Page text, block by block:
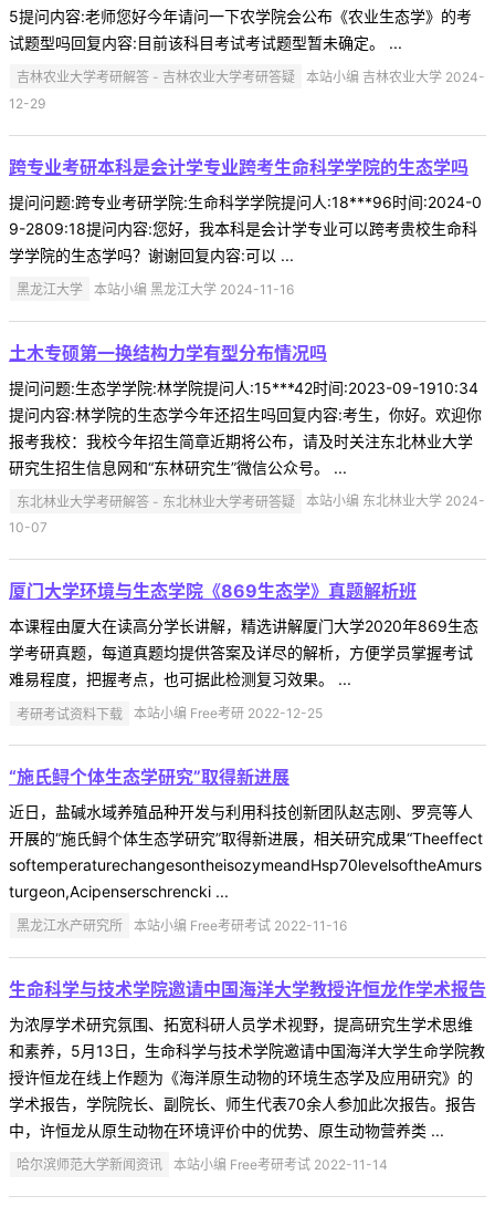
5提问内容:老师您好今年请问一下农学院会公布《农业生态学》的考
试题型吗回复内容:目前该科目考试考试题型暂未确定。 ...
吉林农业大学考研解答 - 吉林农业大学考研答疑
本站小编 吉林农业大学 2024-
12-29
跨专业考研本科是会计学专业跨考生命科学学院的生态学吗
提问问题:跨专业考研学院:生命科学学院提问人:18***96时间:2024-0
9-2809:18提问内容:您好，我本科是会计学专业可以跨考贵校生命科
学学院的生态学吗？谢谢回复内容:可以 ...
黑龙江大学 本站小编 黑龙江大学 2024-11-16
土木专硕第一换结构力学有型分布情况吗
提问问题:生态学学院:林学院提问人:15***42时间:2023-09-1910:34
提问内容:林学院的生态学今年还招生吗回复内容:考生，你好。欢迎你
报考我校：我校今年招生简章近期将公布，请及时关注东北林业大学
研究生招生信息网和“东林研究生”微信公众号。 ...
东北林业大学考研解答 - 东北林业大学考研答疑
本站小编 东北林业大学 2024-
10-07
厦门大学环境与生态学院《869生态学》真题解析班
本课程由厦大在读高分学长讲解，精选讲解厦门大学2020年869生态
学考研真题，每道真题均提供答案及详尽的解析，方便学员掌握考试
难易程度，把握考点，也可据此检测复习效果。 ...
考研考试资料下载 本站小编 Free考研 2022-12-25
“施氏鲟个体生态学研究”取得新进展
近日，盐碱水域养殖品种开发与利用科技创新团队赵志刚、罗亮等人
开展的“施氏鲟个体生态学研究”取得新进展，相关研究成果“Theeffect
softemperaturechangesontheisozymeandHsp70levelsoftheAmurs
turgeon,Acipenserschrencki ...
黑龙江水产研究所 本站小编 Free考研考试 2022-11-16
生命科学与技术学院邀请中国海洋大学教授许恒龙作学术报告
为浓厚学术研究氛围、拓宽科研人员学术视野，提高研究生学术思维
和素养，5月13日，生命科学与技术学院邀请中国海洋大学生命学院教
授许恒龙在线上作题为《海洋原生动物的环境生态学及应用研究》的
学术报告，学院院长、副院长、师生代表70余人参加此次报告。报告
中，许恒龙从原生动物在环境评价中的优势、原生动物营养类 ...
哈尔滨师范大学新闻资讯 本站小编 Free考研考试 2022-11-14